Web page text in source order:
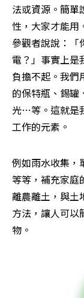
法或資源。簡單
性，大家才能用
參觀者說說：「
電？」事實上是
負擔不起。我們
的保特瓶、錫罐
光…等。這就是
工作的元素。
例如雨水收集，
等等，補充家庭
離農離土，與土
方法，讓人可以
物。